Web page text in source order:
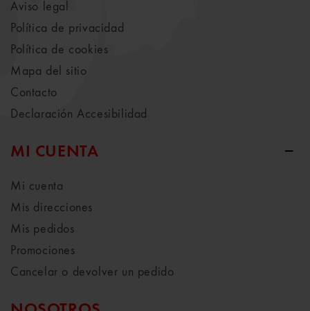
Aviso legal
Política de privacidad
Política de cookies
Mapa del sitio
Contacto
Declaración Accesibilidad
MI CUENTA
Mi cuenta
Mis direcciones
Mis pedidos
Promociones
Cancelar o devolver un pedido